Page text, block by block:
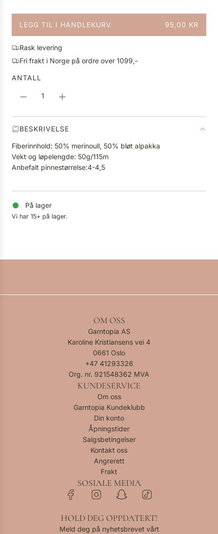
n
i
g
p
i
LEGG TIL I HANDLEKURV 95,00 KR
L
S
T
R
.
Rask levering
Fri frakt i Norge på ordre over 1099,-
ANTALL
BESKRIVELSE
Fiberinnhold: 50% merinoull, 50% bløt alpakka
Vekt og løpelengde: 50g/115m
Anbefalt pinnestørrelse:4-4,5
På lager
Vi har 15+ på lager.
OM OSS
Garntopia AS
Karoline Kristiansens vei 4
0661 Oslo
+47 41293326
Org. nr. 921548362 MVA
KUNDESERVICE
Om oss
Garntopia Kundeklubb
Din konto
Åpningstider
Salgsbetingelser
Kontakt oss
Angrerett
Frakt
SOSIALE MEDIA
HOLD DEG OPPDATERT!
Meld deg på nyhetsbrevet vårt